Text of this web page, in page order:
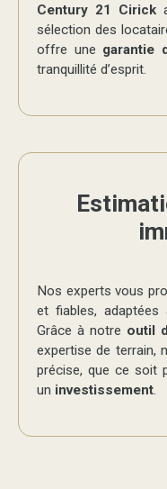
Century 21 Cirick
sélection des
offre une garantie
tranquillité d’esprit.
Nos experts vous
et fiables,
Grâce à notre outil
expertise de terrain,
précise, que ce soit
un investissement.